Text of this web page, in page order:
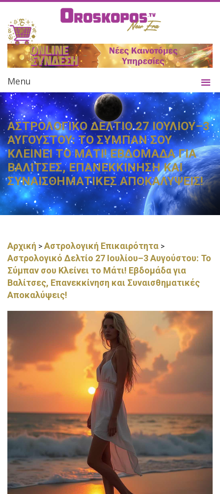
Menu
ΑΣΤΡΟΛΟΓΙΚΟ ΔΕΛΤΙΟ 27 ΙΟΥΛΙΟΥ–3
ΑΥΓΟΥΣΤΟΥ: ΤΟ ΣΥΜΠΑΝ ΣΟΥ
ΚΛΕΙΝΕΙ ΤΟ ΜΑΤΙ! ΕΒΔΟΜΑΔΑ ΓΙΑ
ΒΑΛΙΤΣΕΣ, ΕΠΑΝΕΚΚΙΝΗΣΗ ΚΑΙ
ΣΥΝΑΙΣΘΗΜΑΤΙΚΕΣ ΑΠΟΚΑΛΥΨΕΙΣ!
Αρχική > Αστρολογική Επικαιρότητα >
Αστρολογικό Δελτίο 27 Ιουλίου–3 Αυγούστου: Το
Σύμπαν σου Κλείνει το Μάτι! Εβδομάδα για
Βαλίτσες, Επανεκκίνηση και Συναισθηματικές
Αποκαλύψεις!